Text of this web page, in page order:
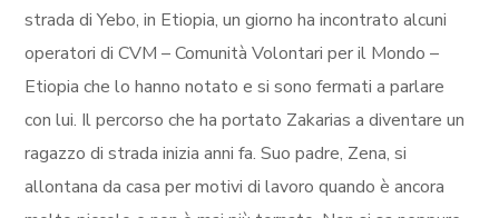
strada di Yebo, in Etiopia, un giorno ha incontrato alcuni
operatori di CVM – Comunità Volontari per il Mondo –
Etiopia che lo hanno notato e si sono fermati a parlare
con lui. Il percorso che ha portato Zakarias a diventare un
ragazzo di strada inizia anni fa. Suo padre, Zena, si
allontana da casa per motivi di lavoro quando è ancora